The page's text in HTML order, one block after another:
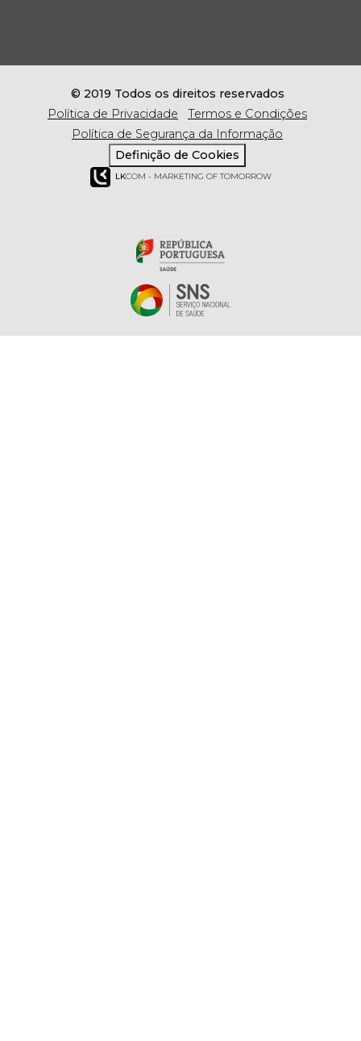
© 2019 Todos os direitos reservados
Política de Privacidade
Termos e Condições
Política de Segurança da Informação
Definição de Cookies
LKCOM - MARKETING OF TOMORROW